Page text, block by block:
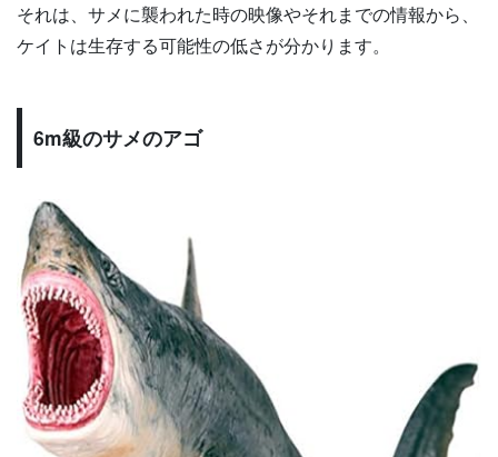
それは、サメに襲われた時の映像やそれまでの情報から、
ケイトは生存する可能性の低さが分かります。
6m級のサメのアゴ